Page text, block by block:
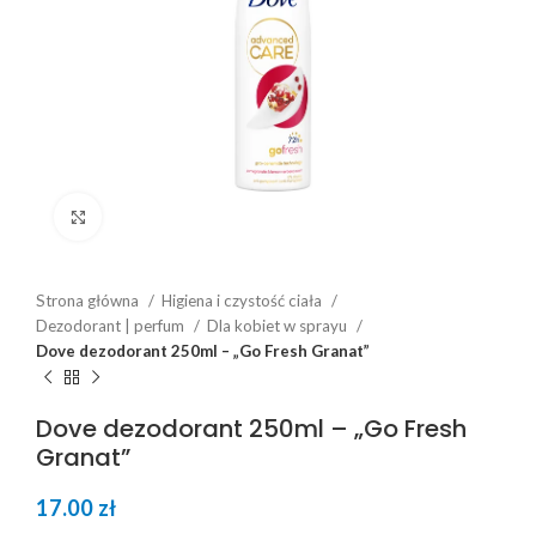
Strona główna
Higiena i czystość ciała
Dezodorant | perfum
Dla kobiet w sprayu
Dove dezodorant 250ml – „Go Fresh Granat”
Dove dezodorant 250ml – „Go Fresh
Granat”
17.00 zł